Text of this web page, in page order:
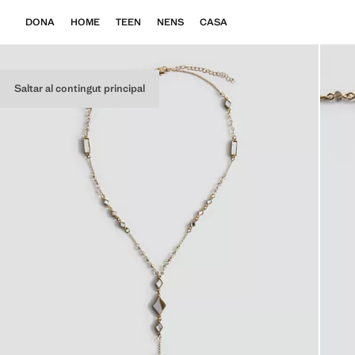
Saltar al contingut principal
DONA HOME TEEN NENS CASA